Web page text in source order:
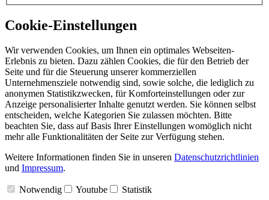
Cookie-Einstellungen
Wir verwenden Cookies, um Ihnen ein optimales Webseiten-
Erlebnis zu bieten. Dazu zählen Cookies, die für den Betrieb der
Seite und für die Steuerung unserer kommerziellen
Unternehmensziele notwendig sind, sowie solche, die lediglich zu
anonymen Statistikzwecken, für Komforteinstellungen oder zur
Anzeige personalisierter Inhalte genutzt werden. Sie können selbst
entscheiden, welche Kategorien Sie zulassen möchten. Bitte
beachten Sie, dass auf Basis Ihrer Einstellungen womöglich nicht
mehr alle Funktionalitäten der Seite zur Verfügung stehen.
Weitere Informationen finden Sie in unseren Datenschutzrichtlinien
und Impressum.
Notwendig Youtube Statistik